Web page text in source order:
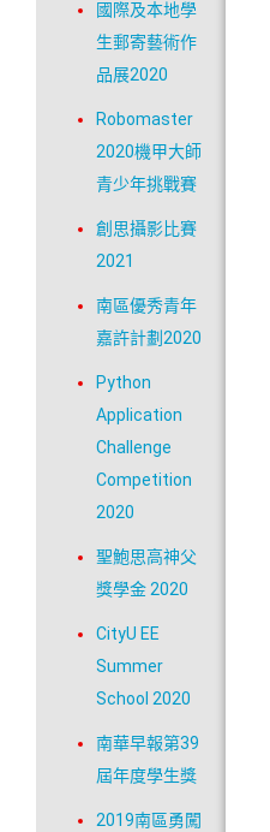
國際及本地學
生郵寄藝術作
品展2020
Robomaster
2020機甲大師
青少年挑戰賽
創思攝影比賽
2021
南區優秀青年
嘉許計劃2020
Python
Application
Challenge
Competition
2020
聖鮑思高神父
獎學金 2020
CityU EE
Summer
School 2020
南華早報第39
屆年度學生獎
2019南區勇闖